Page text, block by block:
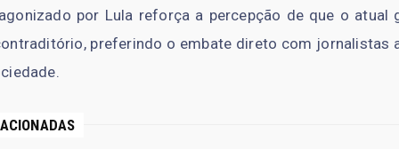
por Lula reforça a percepção de que o
preferindo o embate direto com jornalistas